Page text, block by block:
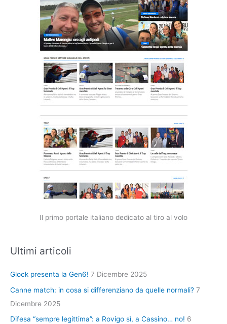
Il primo portale italiano dedicato al tiro al volo
Ultimi articoli
Glock presenta la Gen6! 7 Dicembre 2025
Canne match: in cosa si differenziano da quelle normali? 7
Dicembre 2025
Difesa “sempre legittima”: a Rovigo sì, a Cassino… no! 6